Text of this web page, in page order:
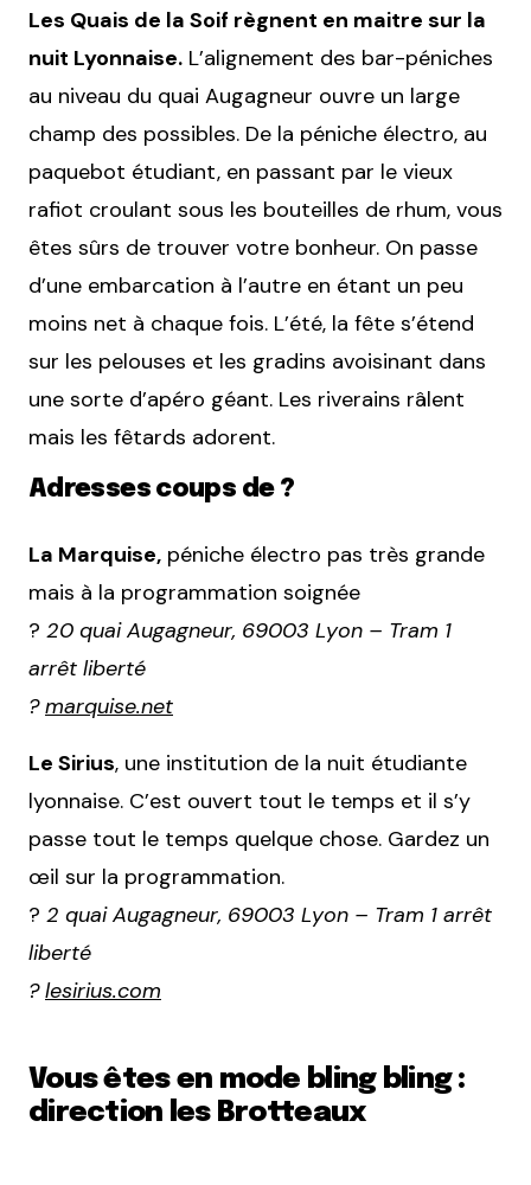
Les Quais de la Soif règnent en maitre sur la
nuit Lyonnaise. L’alignement des bar-péniches
au niveau du quai Augagneur ouvre un large
champ des possibles. De la péniche électro, au
paquebot étudiant, en passant par le vieux
rafiot croulant sous les bouteilles de rhum, vous
êtes sûrs de trouver votre bonheur. On passe
d’une embarcation à l’autre en étant un peu
moins net à chaque fois. L’été, la fête s’étend
sur les pelouses et les gradins avoisinant dans
une sorte d’apéro géant. Les riverains râlent
mais les fêtards adorent.
Adresses coups de ?
La Marquise, péniche électro pas très grande
mais à la programmation soignée
? 20 quai Augagneur, 69003 Lyon – Tram 1
arrêt liberté
?marquise.net
Le Sirius, une institution de la nuit étudiante
lyonnaise. C’est ouvert tout le temps et il s’y
passe tout le temps quelque chose. Gardez un
œil sur la programmation.
? 2 quai Augagneur, 69003 Lyon – Tram 1 arrêt
liberté
?lesirius.com
Vous êtes en mode bling bling :
direction les Brotteaux